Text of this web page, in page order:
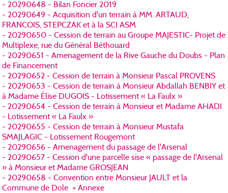
- 20290648 - Bilan Foncier 2019
- 20290649 - Acquisition d'un terrain à MM. ARTAUD,
FRANCOIS, STEPCZAK et à la SCI ASM
- 20290650 - Cession de terrain au Groupe MAJESTIC- Projet de
Multiplexe, rue du Général Béthouard
- 20290651 - Amenagement de la Rive Gauche du Doubs - Plan
de Financement
- 20290652 - Cession de terrain à Monsieur Pascal PROVENS
- 20290653 - Cession de terrain à Monsieur Abdallah BENBIY et
à Madame Élise DUGOIS - Lotissement « La Faulx »
- 20290654 - Cession de terrain à Monsieur et Madame AHADI
- Lotissement « La Faulx »
- 20290655 - Cession de terrain à Monsieur Mustafa
SMAJLAGIC - Lotissement Rougemont
- 20290656 - Amenagement du passage de l'Arsenal
- 20290657 - Cession d'une parcelle sise « passage de l'Arsenal
» à Monsieur et Madame GROSJEAN
- 20290658 - Convention entre Monsieur JAULT et la
Commune de Dole + Annexe